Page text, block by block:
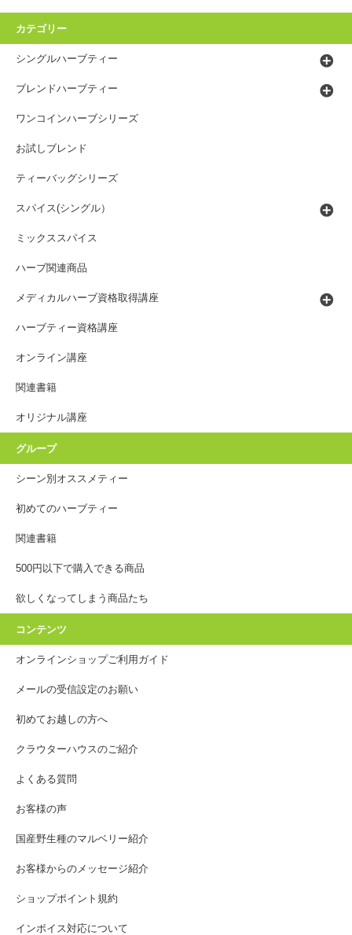
カテゴリー
シングルハーブティー
ブレンドハーブティー
ワンコインハーブシリーズ
お試しブレンド
ティーバッグシリーズ
スパイス(シングル）
ミックススパイス
ハーブ関連商品
メディカルハーブ資格取得講座
ハーブティー資格講座
オンライン講座
関連書籍
オリジナル講座
グループ
シーン別オススメティー
初めてのハーブティー
関連書籍
500円以下で購入できる商品
欲しくなってしまう商品たち
コンテンツ
オンラインショップご利用ガイド
メールの受信設定のお願い
初めてお越しの方へ
クラウターハウスのご紹介
よくある質問
お客様の声
国産野生種のマルベリー紹介
お客様からのメッセージ紹介
ショップポイント規約
インボイス対応について